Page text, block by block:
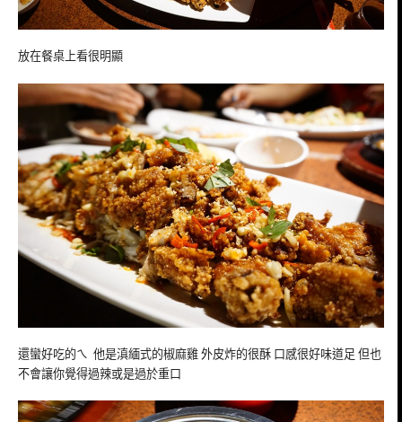
放在餐桌上看很明顯
還蠻好吃的ㄟ 他是滇緬式的椒麻雞 外皮炸的很酥 口感很好味道足 但也
不會讓你覺得過辣或是過於重口